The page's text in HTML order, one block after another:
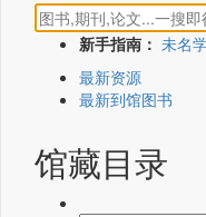
新手指南： 未名
最新资源
最新到馆图书
馆藏目录